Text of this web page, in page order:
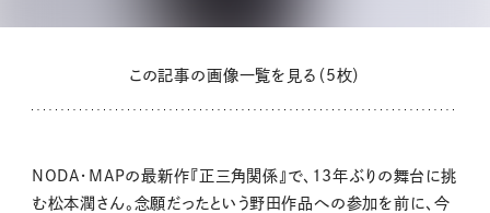
この記事の画像一覧を見る（5枚）
NODA・MAPの最新作『正三角関係』で、13年ぶりの舞台に挑
む松本潤さん。念願だったという野田作品への参加を前に、今